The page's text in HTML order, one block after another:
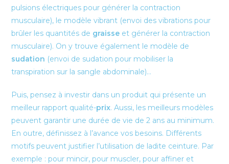
pulsions électriques pour générer la contraction
musculaire), le modèle vibrant (envoi des vibrations pour
brûler les quantités de graisse et générer la contraction
musculaire). On y trouve également le modèle de
sudation (envoi de sudation pour mobiliser la
transpiration sur la sangle abdominale)…
Puis, pensez à investir dans un produit qui présente un
meilleur rapport qualité-prix. Aussi, les meilleurs modèles
peuvent garantir une durée de vie de 2 ans au minimum.
En outre, définissez à l’avance vos besoins. Différents
motifs peuvent justifier l’utilisation de ladite ceinture. Par
exemple : pour mincir, pour muscler, pour affiner et